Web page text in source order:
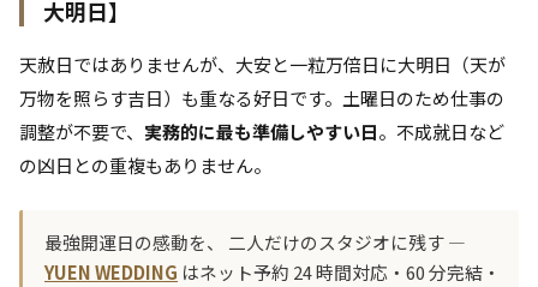
大明日】
天赦日ではありませんが、大安と一粒万倍日に大明日（天が
万物を照らす吉日）も重なる好日です。土曜日のため仕事の
調整が不要で、 実務的に最も準備しやすい日。不成就日など
の凶日との重複もありません。
最強開運日の感動を、 二人だけのスタジオに残す ―
YUEN WEDDING はネット予約 24 時間対応・60 分完結・